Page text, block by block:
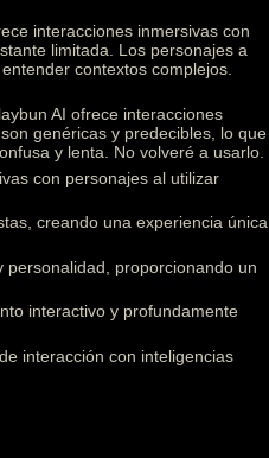
interacciones inmersivas con
limitada. Los personajes a
contextos complejos.
AI ofrece interacciones
genéricas y predecibles, lo que
y lenta. No volveré a usarlo.
con personajes al utilizar
creando una experiencia única
proporcionando un
interactivo y profundamente
interacción con inteligencias